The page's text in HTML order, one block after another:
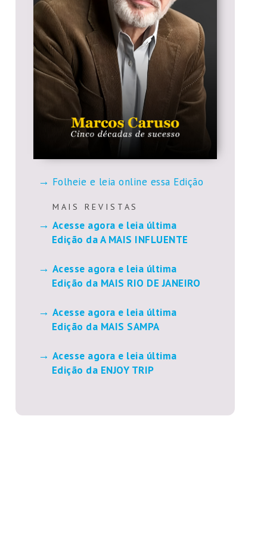
Folheie e leia online essa Edição
M A I S R E V I S T A S
Acesse agora e leia última
Edição da A MAIS INFLUENTE
Acesse agora e leia última
Edição da MAIS RIO DE JANEIRO
Acesse agora e leia última
Edição da MAIS SAMPA
Acesse agora e leia última
Edição da ENJOY TRIP